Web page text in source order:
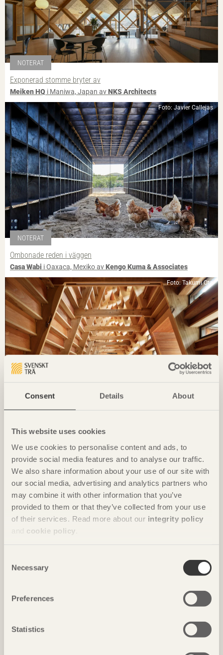
Consent Details About
This website uses cookies
We use cookies to personalise content and ads, to
provide social media features and to analyse our traffic.
We also share information about your use of our site with
our social media, advertising and analytics partners who
may combine it with other information that you’ve
provided to them or that they’ve collected from your use
of their services. Read more about our integrity policy
and cookie policy
Selection
Necessary
Preferences
Statistics
NOTERAT
Exponerad stomme bryter av
Meiken HQ i Maniwa, Japan avNKS Architects
Foto: Javier Callejas
NOTERAT
Ombonade reden i väggen
Casa Wabi i Oaxaca, Mexiko avKengo Kuma & Associates
Foto: Takumi Ota
Gästhus ger by nytt liv
Foto: Björn Lofterud
Foto: Mads Frederik Christensen